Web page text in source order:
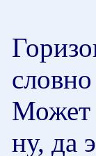
Может
ну, да